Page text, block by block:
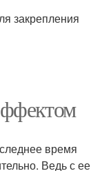
закрепления
время
Ведь с ее